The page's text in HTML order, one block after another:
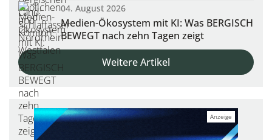
04. August 2026
Medien-Ökosystem mit KI: Was BERGISCH
BEWEGT nach zehn Tagen zeigt
Weitere Artikel